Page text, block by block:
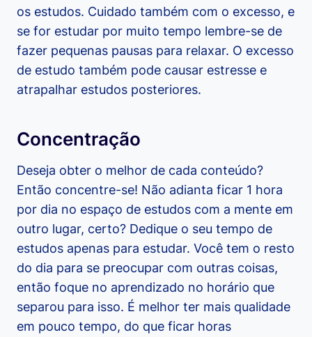
os estudos. Cuidado também com o excesso, e
se for estudar por muito tempo lembre-se de
fazer pequenas pausas para relaxar. O excesso
de estudo também pode causar estresse e
atrapalhar estudos posteriores.
Concentração
Deseja obter o melhor de cada conteúdo?
Então concentre-se! Não adianta ficar 1 hora
por dia no espaço de estudos com a mente em
outro lugar, certo? Dedique o seu tempo de
estudos apenas para estudar. Você tem o resto
do dia para se preocupar com outras coisas,
então foque no aprendizado no horário que
separou para isso. É melhor ter mais qualidade
em pouco tempo, do que ficar horas